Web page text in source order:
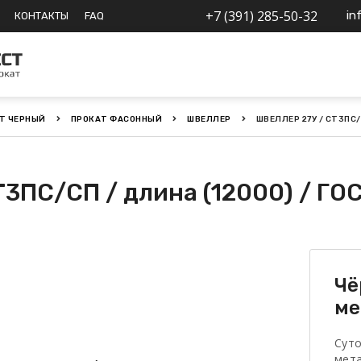
КОНТАКТЫ FAQ +7 (391) 285-50-32
ЧЕРНЫЙ ПРОКАТ ФАСОННЫЙ ШВЕЛЛЕР ШВЕЛЛЕР 27У /
СП / длина (12000) /